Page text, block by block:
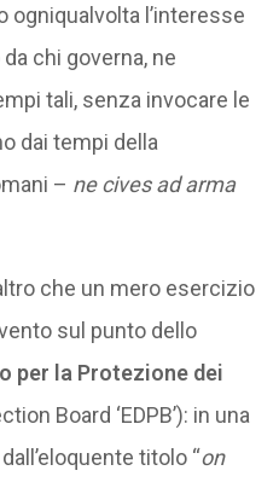
l’interesse
chi governa, ne
tali, senza invocare le
dai tempi della
– ne cives ad arma
che un mero esercizio
sul punto dello
per la Protezione dei
Board ‘EDPB’): in una
titolo “on